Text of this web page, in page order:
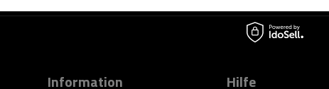
Information Hilfe